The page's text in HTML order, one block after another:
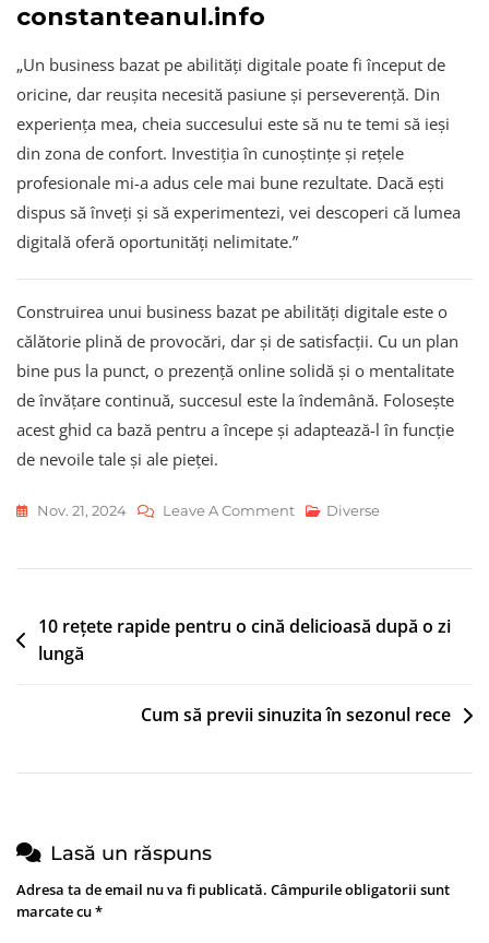
constanteanul.info
„Un business bazat pe abilități digitale poate fi început de
oricine, dar reușita necesită pasiune și perseverență. Din
experiența mea, cheia succesului este să nu te temi să ieși
din zona de confort. Investiția în cunoștințe și rețele
profesionale mi-a adus cele mai bune rezultate. Dacă ești
dispus să înveți și să experimentezi, vei descoperi că lumea
digitală oferă oportunități nelimitate.”
Construirea unui business bazat pe abilități digitale este o
călătorie plină de provocări, dar și de satisfacții. Cu un plan
bine pus la punct, o prezență online solidă și o mentalitate
de învățare continuă, succesul este la îndemână. Folosește
acest ghid ca bază pentru a începe și adaptează-l în funcție
de nevoile tale și ale pieței.
Nov. 21, 2024 Leave A CommentOn
Să
Construiesti
Bazat
Diverse
Navigare
10 rețete rapide pentru o cină delicioasă după o zi
lungă
Cum să previi sinuzita în sezonul rece
Lasă un răspuns
Adresa ta de email nu va fi publicată. Câmpurile obligatorii sunt
marcate cu*